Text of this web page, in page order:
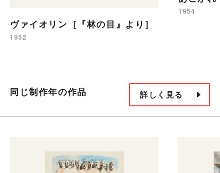
ヴァイオリン［『林の目』より］
1952
1954
同じ制作年の作品 詳しく見る